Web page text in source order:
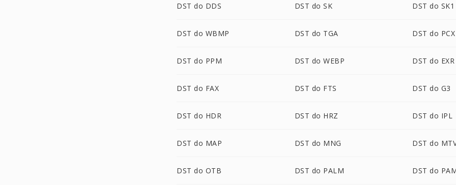
DST do DDS DST do SK DST do SK1
DST do WBMP DST do TGA DST do PCX
DST do PPM DST do WEBP DST do EXR
DST do FAX DST do FTS DST do G3
DST do HDR DST do HRZ DST do IPL
DST do MAP DST do MNG DST do
DST do OTB DST do PALM DST do